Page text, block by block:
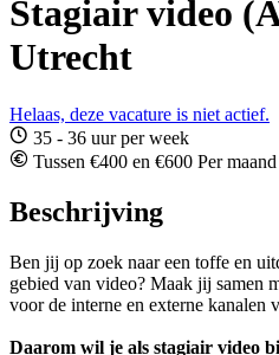
Stagiair video
Utrecht
Helaas, deze vacature is niet actief.
35 - 36 uur per week
Tussen €400 en €600 Per maand
Beschrijving
Ben jij op zoek naar een toffe en
gebied van video? Maak jij samen
voor de interne en externe kanalen
Daarom wil je als stagiair video